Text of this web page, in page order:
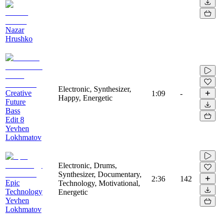
Nazar
Hrushko
Creative
Future
Bass
Edit 8
Yevhen
Lokhmatov
Electronic, Synthesizer,
Happy, Energetic
1:09 -
Epic
Technology
Yevhen
Lokhmatov
Electronic, Drums,
Synthesizer, Documentary,
Technology, Motivational,
Energetic
2:36 142